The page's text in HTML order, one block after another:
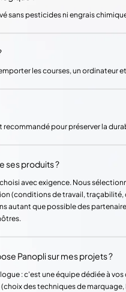
sans pesticides ni engrais
les courses, un ordinateur
recommandé pour préserver la
ses produits ?
avec exigence. Nous
(conditions de travail, traçabilité,
autant que possible des
Panopli sur mes projets ?
: c'est une équipe dédiée à vos
(choix des techniques de marquage,